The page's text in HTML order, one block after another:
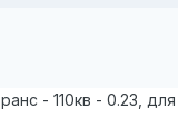
- 110кв - 0.23,